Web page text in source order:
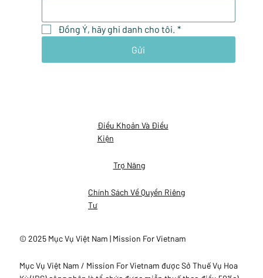
Điều Khoản Và Điều
Kiện
Trợ Năng
Chính Sách Về Quyền Riêng
Tư
© 2025 Mục Vụ Việt Nam | Mission For Vietnam
Mục Vụ Việt Nam / Mission For Vietnam được Sở Thuế Vụ Hoa
Đồng Ý, hãy ghi danh cho tôi. *
Gửi